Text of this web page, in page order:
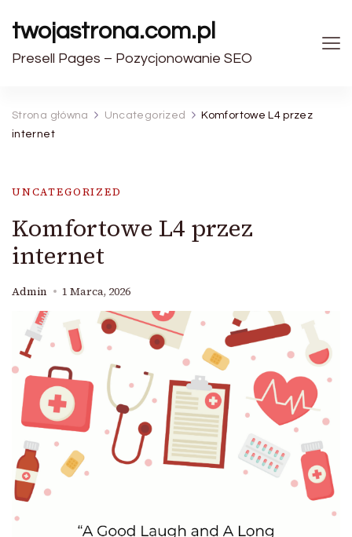
twojastrona.com.pl
Presell Pages – Pozycjonowanie SEO
Strona główna Uncategorized
Komfortowe L4 przez
internet
UNCATEGORIZED
Komfortowe L4 przez
internet
Admin 1 Marca, 2026